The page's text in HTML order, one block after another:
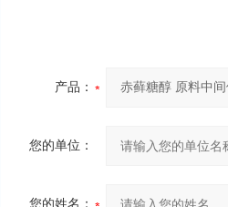
产品：
您的单位：
您的姓名：